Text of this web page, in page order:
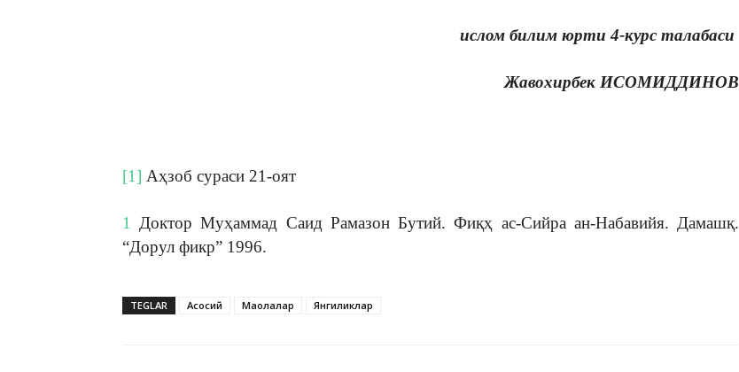
ислом билим юрти 4-курс талабаси
Жавохирбек ИСОМИДДИНОВ
[1] Аҳзоб сураси 21-оят
1Доктор Муҳаммад Саид Рамазон Бутий. Фиқҳ ас-Сийра ан-Набавийя. Дамашқ.
“Дорул фикр” 1996.
TEGLAR Асосий Мақолалар Янгиликлар